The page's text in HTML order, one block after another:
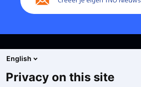
English
Privacy on this site